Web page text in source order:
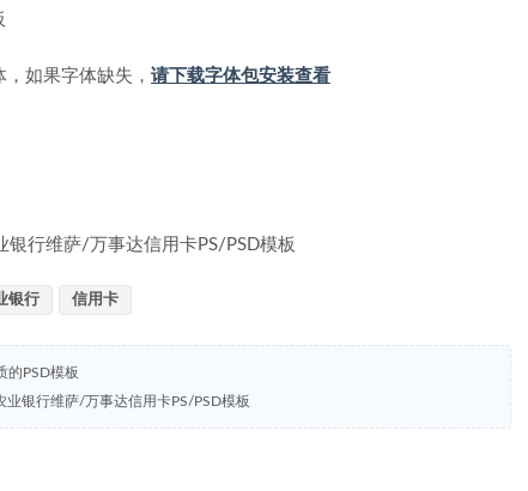
如果字体缺失， 请下载字体包安装查看
银行维萨/万事达信用卡PS/PSD模板
银行 信用卡
的PSD模板
银行维萨/万事达信用卡PS/PSD模板